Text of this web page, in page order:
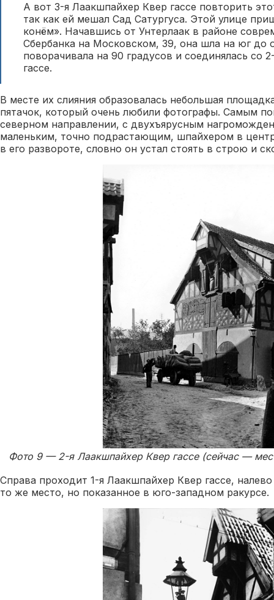
А вот 3-я Лаакшпайхер Квер гассе повторить
так как ей мешал Сад Сатургуса. Этой улице
конём». Начавшись от Унтерлаак в районе
Сбербанка на Московском, 39, она шла на юг до
поворачивала на 90 градусов и соединялась со
гассе.
В месте их слияния образовалась небольшая
пятачок, который очень любили фотографы. Самым
северном направлении, с двухъярусным
маленьким, точно подрастающим, шпайхером в
в его развороте, словно он устал стоять в строю и
Фото 9 — 2-я Лаакшпайхер Квер гассе (сейчас —
Справа проходит 1-я Лаакшпайхер Квер гассе,
то же место, но показанное в юго-западном ракурсе.